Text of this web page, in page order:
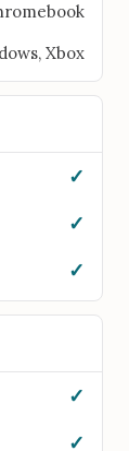
Xbox
✓
✓
✓
✓
✓